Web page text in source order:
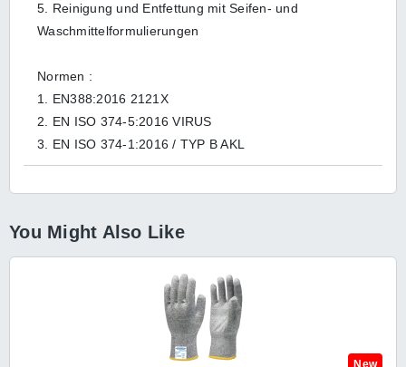
5. Reinigung und Entfettung mit Seifen- und
Waschmittelformulierungen
Normen :
1. EN388:2016 2121X
2. EN ISO 374-5:2016 VIRUS
3. EN ISO 374-1:2016 / TYP B AKL
You Might Also Like
New